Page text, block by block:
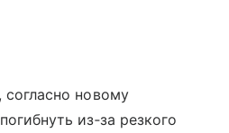
новому
из‑за резкого